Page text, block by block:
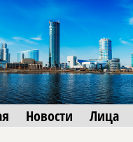
Новости Лица